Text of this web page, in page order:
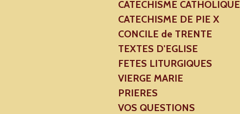
CATECHISME CATHOLIQUE
CATECHISME DE PIE X
CONCILE de TRENTE
TEXTES D'EGLISE
FETES LITURGIQUES
VIERGE MARIE
PRIERES
VOS QUESTIONS